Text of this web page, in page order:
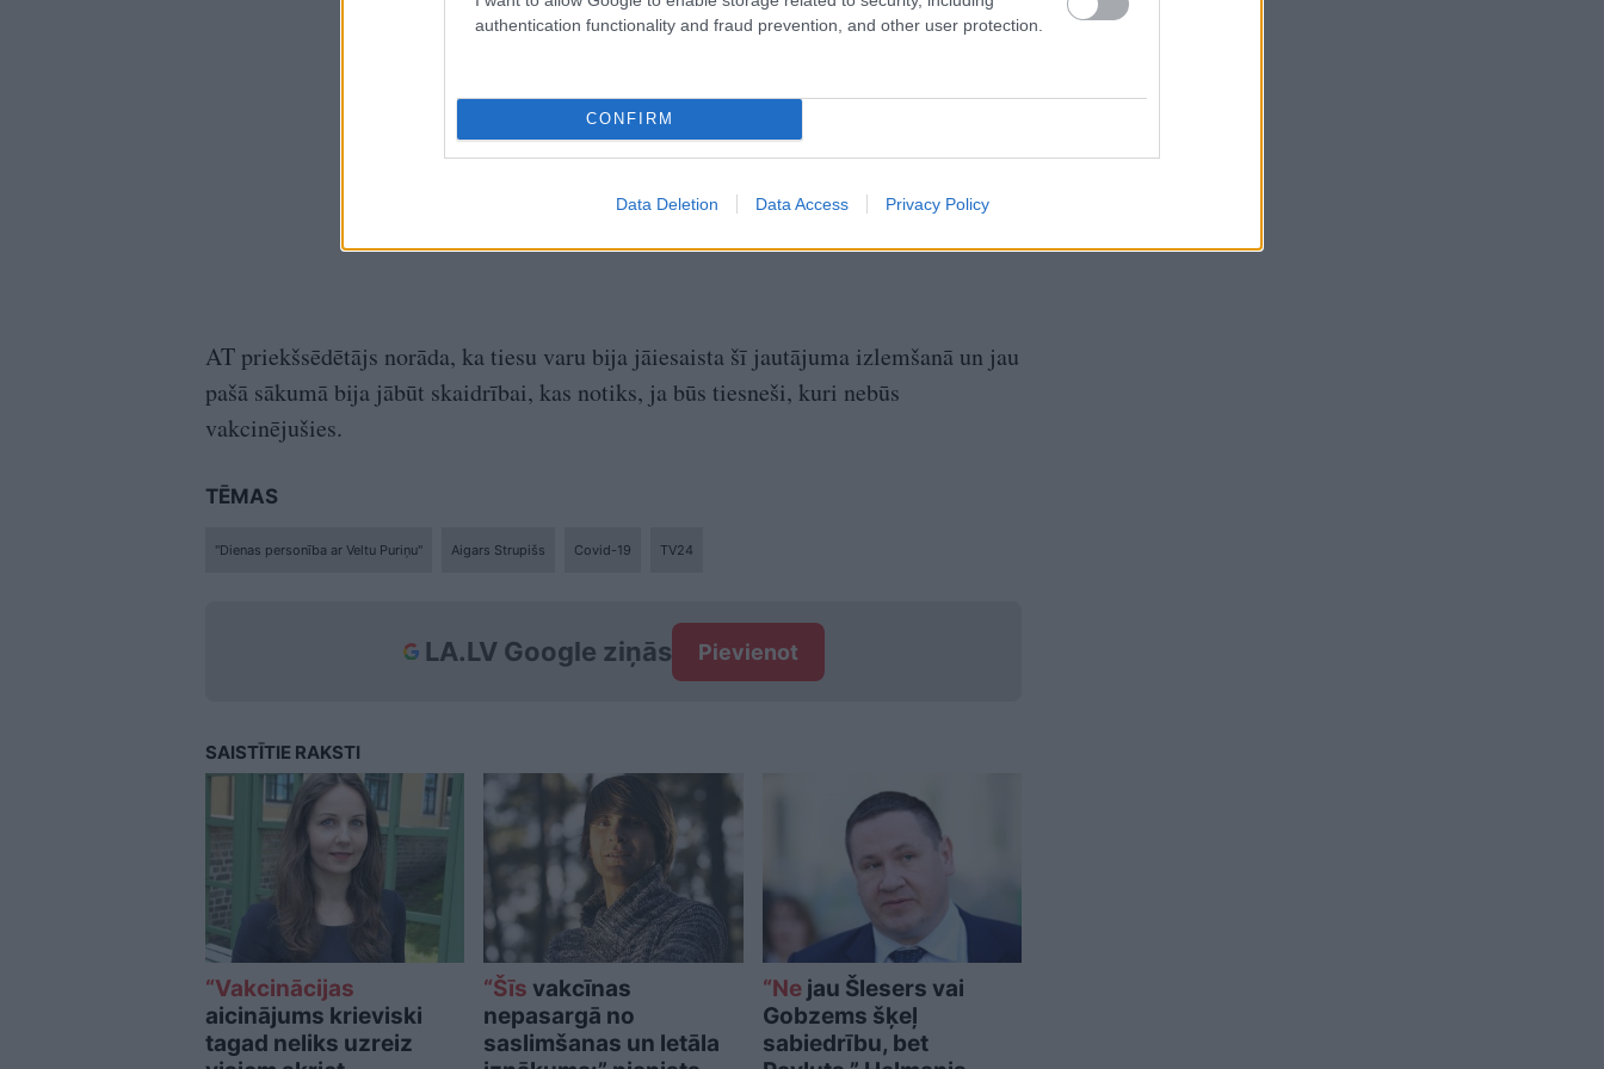
authentication functionality and fraud prevention, and other user protection.
CONFIRM
Data Deletion Data Access Privacy Policy
AT priekšsēdētājs norāda, ka tiesu varu bija jāiesaista šī jautājuma izlemšanā un jau
pašā sākumā bija jābūt skaidrībai, kas notiks, ja būs tiesneši, kuri nebūs
vakcinējušies.
TĒMAS
"Dienas personība ar Veltu Puriņu" Aigars Strupišs Covid-19 TV24
LA.LV Google ziņās Pievienot
SAISTĪTIE RAKSTI
“Vakcinācijas
aicinājums krieviski
tagad neliks uzreiz
“Šīs vakcīnas
nepasargā no
saslimšanas un letāla
“Nejau Šlesers vai
Gobzems šķeļ
sabiedrību, bet